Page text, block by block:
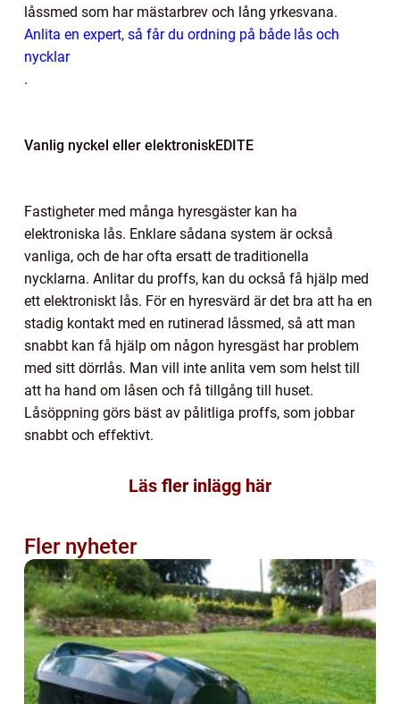
låssmed som har mästarbrev och lång yrkesvana.
Anlita en expert, så får du ordning på både lås och
nycklar
.
Vanlig nyckel eller elektroniskEDITE
Fastigheter med många hyresgäster kan ha
elektroniska lås. Enklare sådana system är också
vanliga, och de har ofta ersatt de traditionella
nycklarna. Anlitar du proffs, kan du också få hjälp med
ett elektroniskt lås. För en hyresvärd är det bra att ha en
stadig kontakt med en rutinerad låssmed, så att man
snabbt kan få hjälp om någon hyresgäst har problem
med sitt dörrlås. Man vill inte anlita vem som helst till
att ha hand om låsen och få tillgång till huset.
Låsöppning görs bäst av pålitliga proffs, som jobbar
snabbt och effektivt.
Läs fler inlägg här
Fler nyheter